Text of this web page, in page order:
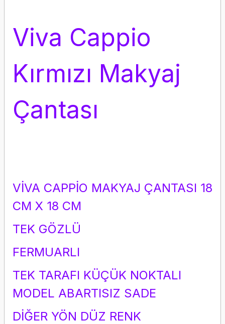
Viva Cappio
Kırmızı Makyaj
Çantası
VİVA CAPPİO MAKYAJ ÇANTASI 18
CM X 18 CM
TEK GÖZLÜ
FERMUARLI
TEK TARAFI KÜÇÜK NOKTALI
MODEL ABARTISIZ SADE
DİĞER YÖN DÜZ RENK